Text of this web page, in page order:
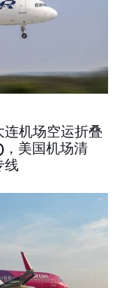
机场空运折叠
，美国机场清
线